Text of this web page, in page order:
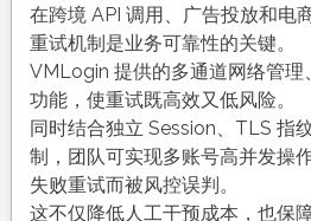
在跨境 API 调用、广告投放和电
重试机制是业务可靠性的关键。
VMLogin 提供的多通道网络管理
功能，使重试既高效又低风险。
同时结合独立 Session、TLS 指
制，团队可实现多账号高并发操
失败重试而被风控误判。
这不仅降低人工干预成本，也保